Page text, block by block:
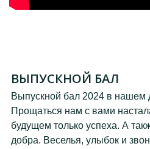
ВЫПУСКНОЙ БАЛ
Выпускной бал 2024 в нашем
Прощаться нам с вами
будущем только успеха. А
добра. Веселья, улыбок и